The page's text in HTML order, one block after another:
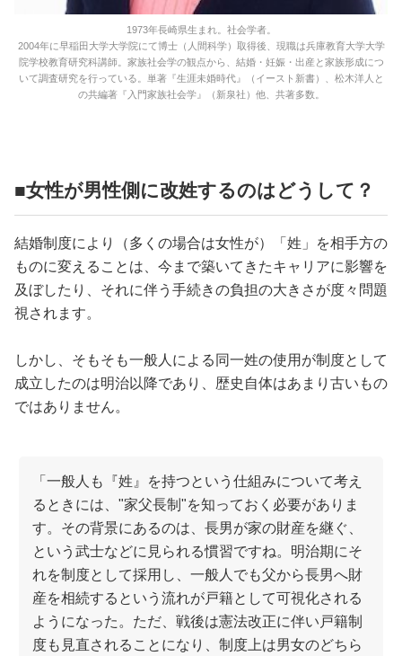
1973年長崎県生まれ。社会学者。
2004年に早稲田大学大学院にて博士（人間科学）取得後、現職は兵庫教育大学大学
院学校教育研究科講師。家族社会学の観点から、結婚・妊娠・出産と家族形成につ
いて調査研究を行っている。単著『生涯未婚時代』（イースト新書）、松木洋人と
の共編著『入門家族社会学』（新泉社）他、共著多数。
■女性が男性側に改姓するのはどうして？
結婚制度により（多くの場合は女性が）「姓」を相手方の
ものに変えることは、今まで築いてきたキャリアに影響を
及ぼしたり、それに伴う手続きの負担の大きさが度々問題
視されます。
しかし、そもそも一般人による同一姓の使用が制度として
成立したのは明治以降であり、歴史自体はあまり古いもの
ではありません。
「一般人も『姓』を持つという仕組みについて考え
るときには、"家父長制"を知っておく必要がありま
す。その背景にあるのは、長男が家の財産を継ぐ、
という武士などに見られる慣習ですね。明治期にそ
れを制度として採用し、一般人でも父から長男へ財
産を相続するという流れが戸籍として可視化される
ようになった。ただ、戦後は憲法改正に伴い戸籍制
度も見直されることになり、制度上は男女のどちら